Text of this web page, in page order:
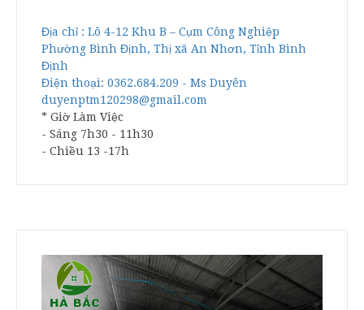
Địa chỉ : Lô 4-12 Khu B – Cụm Công Nghiệp
Phường Bình Định, Thị xã An Nhơn, Tỉnh Bình
Định
Điện thoại: 0362.684.209 - Ms Duyên
duyenptm120298@gmail.com
* Giờ Làm Việc
- Sáng 7h30 - 11h30
- Chiều 13 -17h